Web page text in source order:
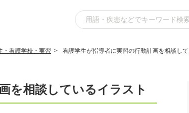
・看護学校・実習 看護学生が指導者に実習の行動計画を相談し
を相談しているイラスト